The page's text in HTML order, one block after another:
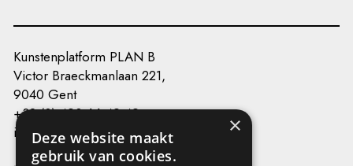
Kunstenplatform PLAN B
Victor Braeckmanlaan 221,
9040 Gent
+32 (0) 493 66 49 49
info@kunstenplatformplanb.be
×
Deze website maakt
gebruik van cookies.